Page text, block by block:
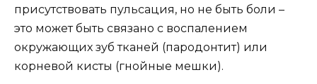
присутствовать пульсация, но не быть боли –
это может быть связано с воспалением
окружающих зуб тканей (пародонтит) или
корневой кисты (гнойные мешки).